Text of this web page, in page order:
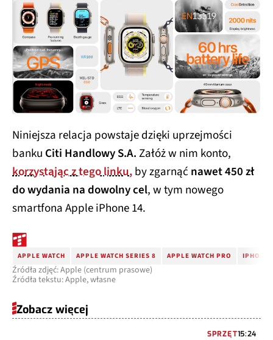
Niniejsza relacja powstaje dzięki uprzejmości
banku Citi Handlowy S.A.Załóż w nim konto,
korzystając z tego linku,by zgarnąć nawet 450 zł
do wydania na dowolny cel, w tym nowego
smartfona Apple iPhone 14.
APPLE WATCH APPLE WATCH SERIES 8 APPLE WATCH PRO IPHONE
Źródła zdjęć: Apple (centrum prasowe)
Źródła tekstu: Apple, własne
Zobacz więcej
SPRZĘT15:24